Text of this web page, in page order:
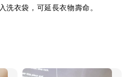
衣袋，可延長衣物壽命。